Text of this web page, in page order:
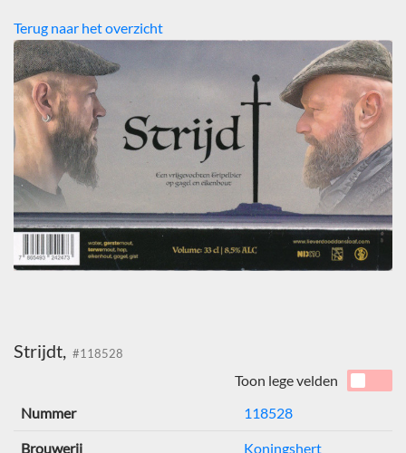
Terug naar het overzicht
Strijdt, #118528
Toon lege velden
Nummer
118528
Brouwerij Koningshert